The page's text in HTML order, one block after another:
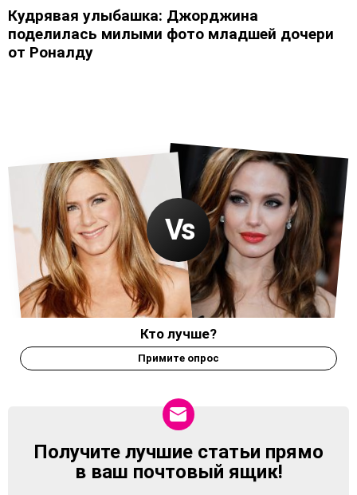
Кудрявая улыбашка: Джорджина
поделилась милыми фото младшей дочери
от Роналду
Кто лучше?
Примите опрос
NEWSLETTER
Получите лучшие статьи прямо
в ваш почтовый ящик!